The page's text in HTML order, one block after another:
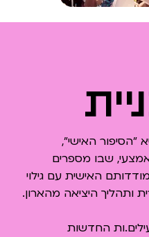
"הסיפור האישי",
שבו מספרים
האישית עם גילוי
ותהליך היציאה מהארון.
החדשות